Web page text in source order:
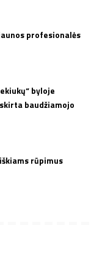
profesionalės
byloje
baudžiamojo
rūpimus